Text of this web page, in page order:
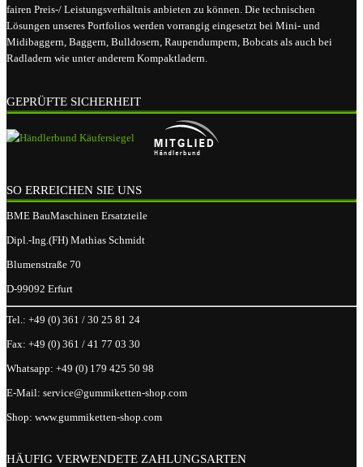
fairen Preis-/ Leistungsverhältnis anbieten zu können. Die technischen
Lösungen unseres Portfolios werden vorrangig eingesetzt bei Mini- und
Midibaggern, Baggern, Bulldosern, Raupendumpern, Bobcats als auch bei
Radladern wie unter anderem Kompaktladern.
GEPRÜFTE SICHERHEIT
SO ERREICHEN SIE UNS
BME BauMaschinen Ersatzteile
Dipl.-Ing.(FH) Mathias Schmidt
Blumenstraße 70
D-99092 Erfurt
Tel.: +49 (0) 361 / 30 25 81 24
Fax: +49 (0) 361 / 41 77 03 30
Whatsapp: +49 (0) 179 425 50 98
E-Mail: service@gummiketten-shop.com
Shop: www.gummiketten-shop.com
HÄUFIG VERWENDETE ZAHLUNGSARTEN